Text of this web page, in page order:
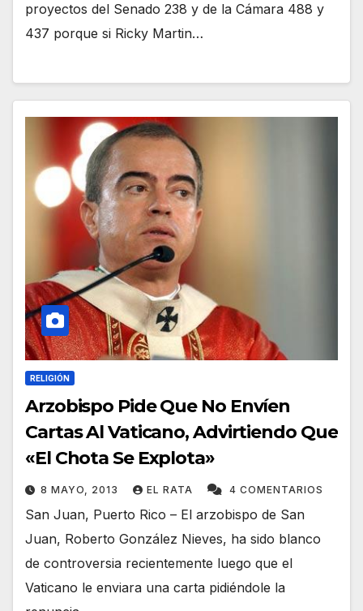
proyectos del Senado 238 y de la Cámara 488 y
437 porque si Ricky Martin…
RELIGIÓN
Arzobispo Pide Que No Envíen
Cartas Al Vaticano, Advirtiendo Que
«El Chota Se Explota»
8 MAYO, 2013 EL RATA 4 COMENTARIOS
San Juan, Puerto Rico – El arzobispo de San
Juan, Roberto González Nieves, ha sido blanco
de controversia recientemente luego que el
Vaticano le enviara una carta pidiéndole la